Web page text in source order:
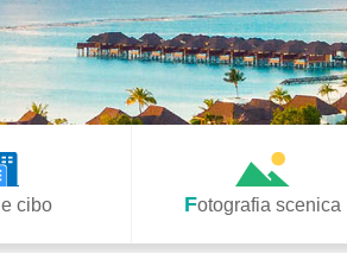
e cibo Fotografia scenica